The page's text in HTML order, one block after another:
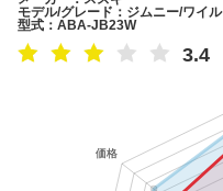
モデル/グレード：ジムニー/ワイ
型式：ABA-JB23W
3.4